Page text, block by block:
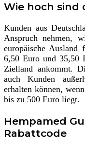
Wie hoch sind
Kunden aus
Anspruch nehmen,
europäische Ausland
6,50 Euro und 35,50
Zielland ankommt.
auch Kunden
erhalten können,
bis zu 500 Euro liegt.
Hempamed
Rabattcode